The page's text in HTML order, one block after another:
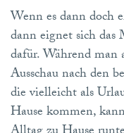
Wenn es dann doch
dann eignet sich das
dafür. Während man
Ausschau nach den
die vielleicht als
Hause kommen,